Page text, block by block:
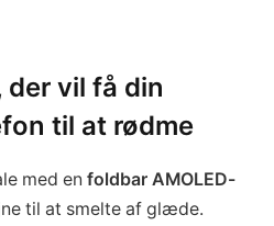
vil få din
til at rødme
med en foldbar AMOLED-
til at smelte af glæde.